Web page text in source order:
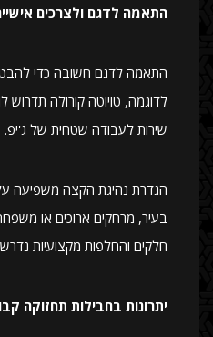
התאמה לדגם ולצרכים
התאמה לדגם חשובה כדי
לדוגמה, טויוטה קורולה תדרוש
שירות לעבודה שטחית של ג'יפ.
הגדרת נהיגת הקצה משפיעה
בעיר, מרחקים ארוכים או
חלקים והחלפות מקצועיות
יתרונות בחבילות תחזוקה